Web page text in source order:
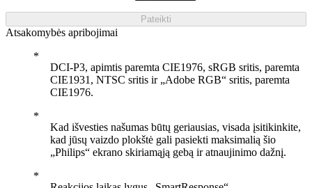
Pateikti
Atsakomybės apribojimai
DCI-P3, apimtis paremta CIE1976, sRGB sritis, paremta
CIE1931, NTSC sritis ir „Adobe RGB“ sritis, paremta
CIE1976.
Kad išvesties našumas būtų geriausias, visada įsitikinkite,
kad jūsų vaizdo plokštė gali pasiekti maksimalią šio
„Philips“ ekrano skiriamąją gebą ir atnaujinimo dažnį.